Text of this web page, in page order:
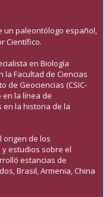
un paleontólogo español,
Científico.
en Biología
Facultad de Ciencias
de Geociencias (CSIC-
en la línea de
en la historia de la
origen de los
estudios sobre el
estancias de
Brasil, Armenia, China